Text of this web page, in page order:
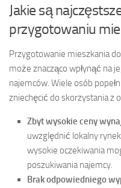
Jakie są
przygotowaniu
Przygotowanie mieszkania
może znacząco wpłynąć na
najemców. Wiele osób
zniechęcić do skorzystania z
Zbyt wysokie ceny
uwzględnić lokalny
wysokie oczekiwania
poszukiwania najemcy.
Brak odpowiedniego